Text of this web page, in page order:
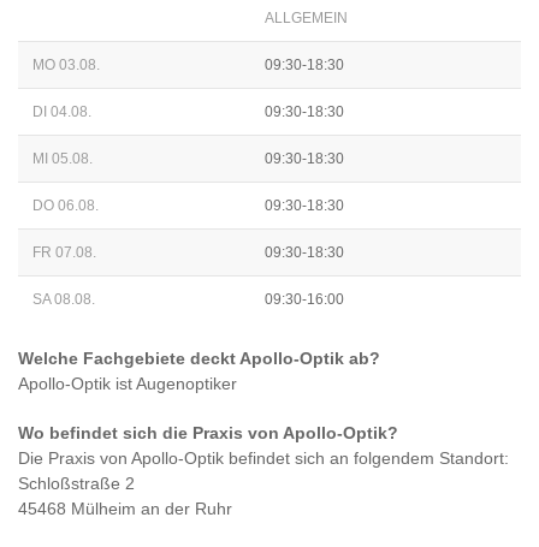
ALLGEMEIN
MO 03.08. 09:30-18:30
DI 04.08. 09:30-18:30
MI 05.08. 09:30-18:30
DO 06.08. 09:30-18:30
FR 07.08. 09:30-18:30
SA 08.08. 09:30-16:00
Welche Fachgebiete decktApollo-Optik ab?
Apollo-Optik istAugenoptiker
Wo befindet sich die Praxis von Apollo-Optik?
Die Praxis von Apollo-Optik befindet sich an folgendem Standort:
Schloßstraße 2
45468 Mülheim an der Ruhr